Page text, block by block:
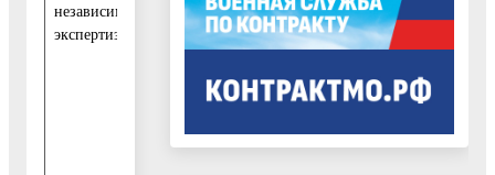
независимой
экспертизы: